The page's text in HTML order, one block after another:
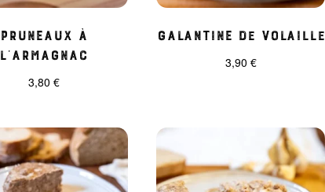
Pruneaux à
l’Armagnac
3,80 €
Galantine de volaille
3,90 €